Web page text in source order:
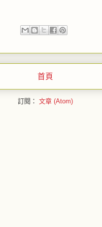
首頁
訂閱： 文章 (Atom)